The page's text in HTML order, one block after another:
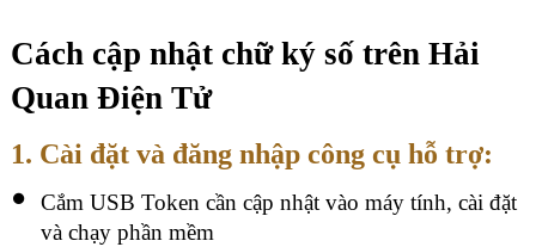
Cách cập nhật chữ ký số trên Hải
Quan Điện Tử
1. Cài đặt và đăng nhập công cụ hỗ trợ:
Cắm USB Token cần cập nhật vào máy tính, cài đặt
và chạy phần mềm